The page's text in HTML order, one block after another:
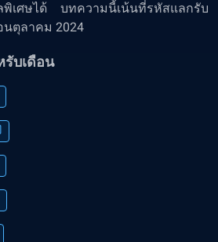
พิเศษได้ บทความนี้เน้นที่รหัสแลกรับ
นตุลาคม 2024
บเดือน